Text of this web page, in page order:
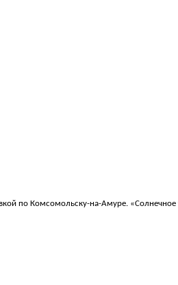
по Комсомольску-на-Амуре.